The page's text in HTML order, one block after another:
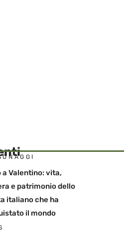
a Valentino: vita,
e patrimonio dello
italiano che ha
il mondo